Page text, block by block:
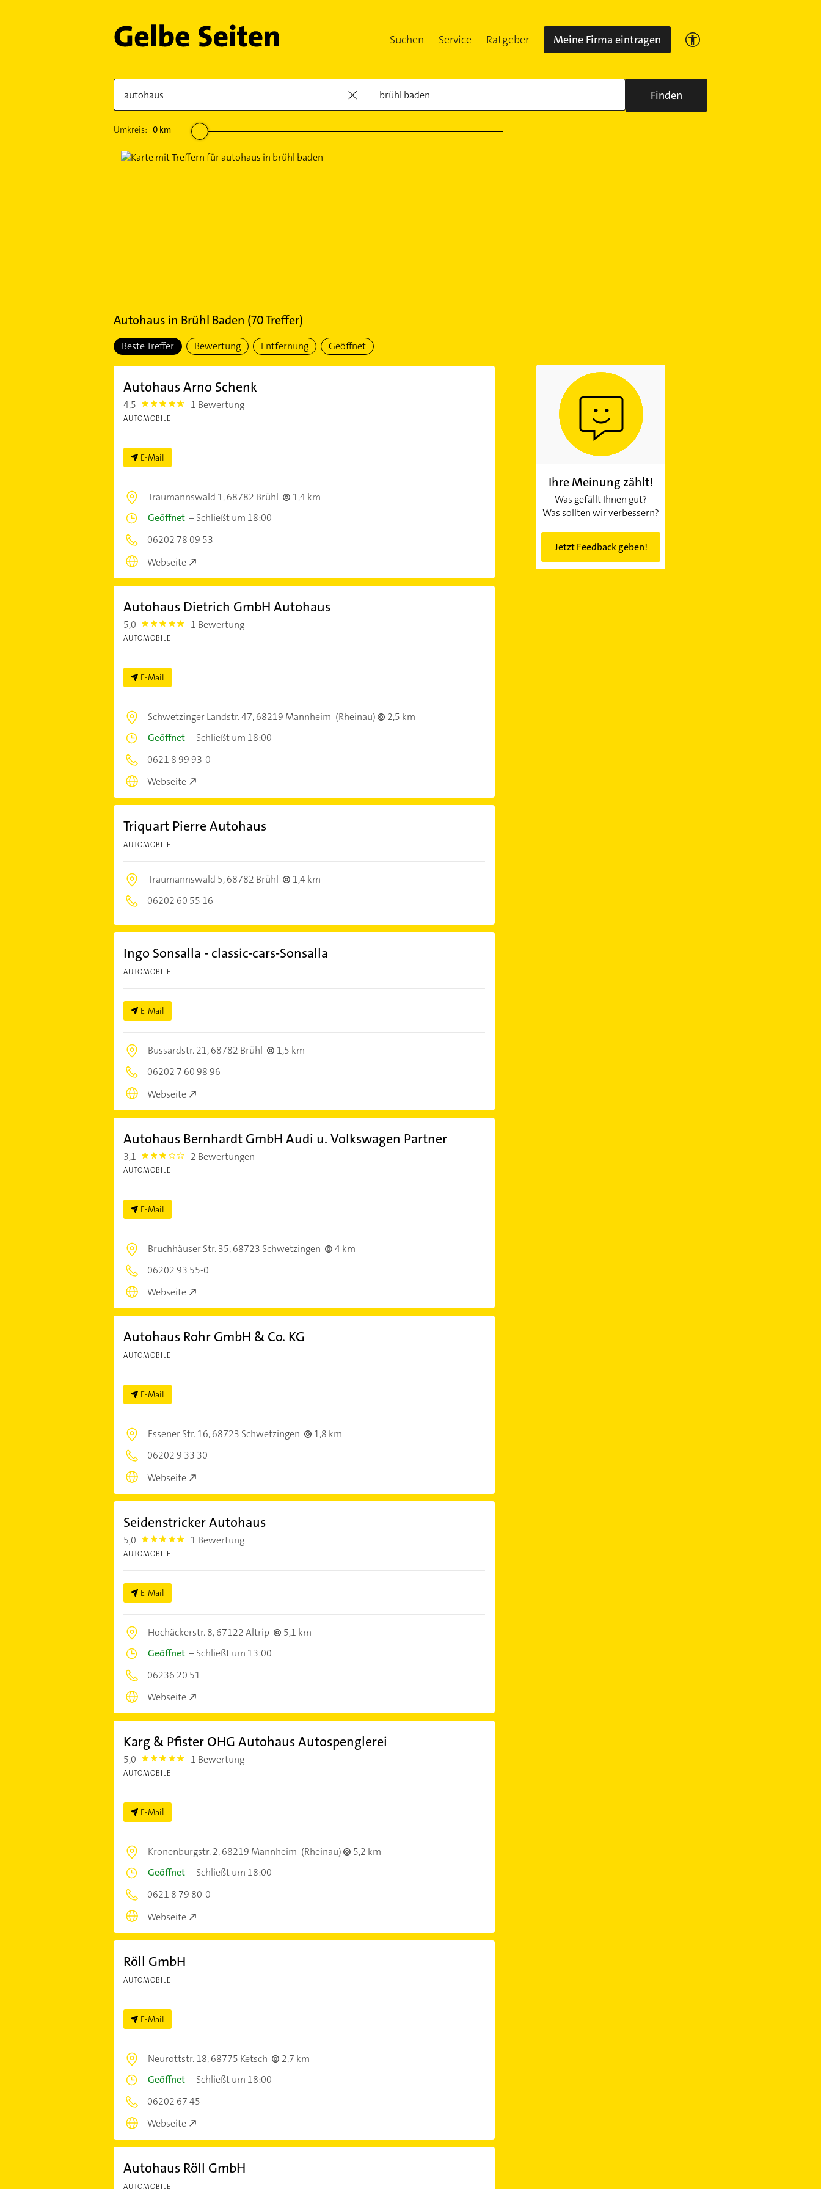
Suchen Service Ratgeber Meine Firma eintragen
Finden
Umkreis: 0km
Autohaus in Brühl Baden (70Treffer)
Beste Treffer Bewertung Entfernung Geöffnet
Autohaus Arno Schenk
4,5 4.5 1 Bewertung
AUTOMOBILE
E-Mail
Traumannswald 1,68782 Brühl
1,4 km
Geöffnet–Schließt um 18:00
06202 78 09 53
Webseite
Autohaus Dietrich GmbH Autohaus
5,0 5.0 1 Bewertung
AUTOMOBILE
E-Mail
Schwetzinger Landstr. 47,68219 Mannheim (Rheinau)
2,5 km
Geöffnet–Schließt um 18:00
0621 8 99 93-0
Webseite
Triquart Pierre Autohaus
AUTOMOBILE
Traumannswald 5,68782 Brühl
1,4 km
06202 60 55 16
Ingo Sonsalla - classic-cars-Sonsalla
AUTOMOBILE
E-Mail
Bussardstr. 21,68782 Brühl
1,5 km
06202 7 60 98 96
Webseite
Autohaus Bernhardt GmbH Audi u. Volkswagen Partner
3,1 3.1000001 2 Bewertungen
AUTOMOBILE
E-Mail
Bruchhäuser Str. 35,68723 Schwetzingen
4 km
06202 93 55-0
Webseite
Autohaus Rohr GmbH & Co. KG
AUTOMOBILE
E-Mail
Essener Str. 16,68723 Schwetzingen
1,8 km
06202 9 33 30
Webseite
Seidenstricker Autohaus
5,0 5.0 1 Bewertung
AUTOMOBILE
E-Mail
Hochäckerstr. 8,67122 Altrip
5,1 km
Geöffnet–Schließt um 13:00
06236 20 51
Webseite
Karg & Pfister OHG Autohaus Autospenglerei
5,0 5.0 1 Bewertung
AUTOMOBILE
E-Mail
Kronenburgstr. 2,68219 Mannheim (Rheinau)
5,2 km
Geöffnet–Schließt um 18:00
0621 8 79 80-0
Webseite
Röll GmbH
AUTOMOBILE
E-Mail
Neurottstr. 18,68775 Ketsch
2,7 km
Geöffnet–Schließt um 18:00
06202 67 45
Webseite
Autohaus Röll GmbH
AUTOMOBILE
Ihre Meinung zählt!
Was gefällt Ihnen gut?
Was sollten wir verbessern?
Jetzt Feedback geben!